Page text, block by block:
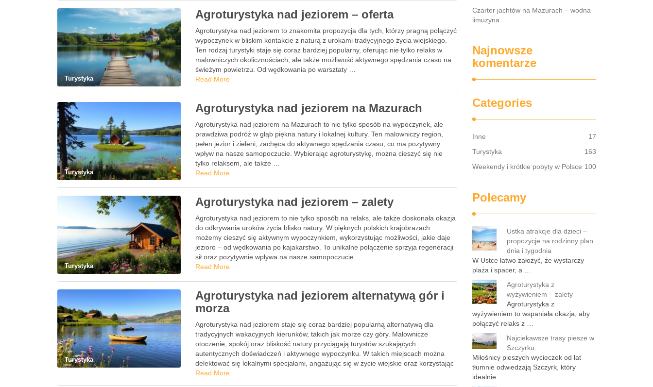
Turystyka
Agroturystyka nad jeziorem – oferta
Agroturystyka nad jeziorem to znakomita propozycja dla tych, którzy pragną połączyć
wypoczynek w bliskim kontakcie z naturą z urokami tradycyjnego życia wiejskiego.
Ten rodzaj turystyki staje się coraz bardziej popularny, oferując nie tylko relaks w
malowniczych okolicznościach, ale także możliwość aktywnego spędzania czasu na
świeżym powietrzu. Od wędkowania po warsztaty …
Read More
Turystyka
Agroturystyka nad jeziorem na Mazurach
Agroturystyka nad jeziorem na Mazurach to nie tylko sposób na wypoczynek, ale
prawdziwa podróż w głąb piękna natury i lokalnej kultury. Ten malowniczy region,
pełen jezior i zieleni, zachęca do aktywnego spędzania czasu, co ma pozytywny
wpływ na nasze samopoczucie. Wybierając agroturystykę, można cieszyć się nie
tylko relaksem, ale także …
Read More
Turystyka
Agroturystyka nad jeziorem – zalety
Agroturystyka nad jeziorem to nie tylko sposób na relaks, ale także doskonała okazja
do odkrywania uroków życia blisko natury. W pięknych polskich krajobrazach
możemy cieszyć się aktywnym wypoczynkiem, wykorzystując możliwości, jakie daje
jezioro – od wędkowania po kajakarstwo. To unikalne połączenie sprzyja regeneracji
sił oraz pozytywnie wpływa na nasze samopoczucie. …
Read More
Turystyka
Agroturystyka nad jeziorem alternatywą gór i
morza
Agroturystyka nad jeziorem staje się coraz bardziej popularną alternatywą dla
tradycyjnych wakacyjnych kierunków, takich jak morze czy góry. Malownicze
otoczenie, spokój oraz bliskość natury przyciągają turystów szukających
autentycznych doświadczeń i aktywnego wypoczynku. W takich miejscach można
delektować się lokalnymi specjałami, angażując się w życie wiejskie oraz korzystając
z różnorodnych atrakcji, …
Read More
Czarter jachtów na Mazurach – wodna
limuzyna
Najnowsze
komentarze
Categories
Inne
17
Turystyka
163
Weekendy i krótkie pobyty w Polsce 100
Polecamy
Ustka atrakcje dla dzieci –
propozycje na rodzinny plan
dnia i tygodnia
W Ustce łatwo założyć, że wystarczy
plaża i spacer, a …
Agroturystyka z
wyżywieniem – zalety
Agroturystyka z
wyżywieniem to wspaniała okazja, aby
połączyć relaks z …
Najciekawsze trasy piesze w
Szczyrku.
Miłośnicy pieszych wycieczek od lat
tłumnie odwiedzają Szczyrk, który
idealnie …